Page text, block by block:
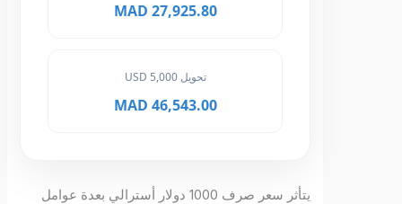
27,925.80 MAD
تحويل 5,000 USD
46,543.00 MAD
يتأثر سعر صرف 1000 دولار أسترالي بعدة عوامل